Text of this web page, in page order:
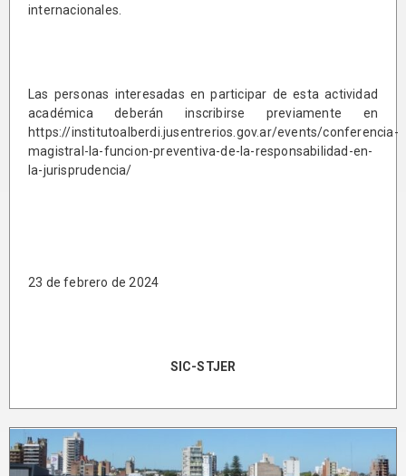
internacionales.
Las personas interesadas en participar de esta actividad
académica deberán inscribirse previamente en
https://institutoalberdi.jusentrerios.gov.ar/events/conferencia-
magistral-la-funcion-preventiva-de-la-responsabilidad-en-
la-jurisprudencia/
23 de febrero de 2024
SIC-STJER